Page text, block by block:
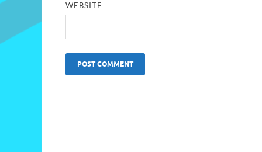
WEBSITE